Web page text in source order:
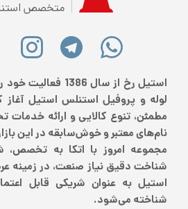
متخصص
استیل رخ از سال
لوله و پروفیل استنلس استیل آغاز
مطمئن، تنوع کالایی و ارائه خدمات
نام‌های معتبر و خوش‌سابقه در این
مجموعه امروز با اتکا به تخصص،
شناخت دقیق نیاز صنعت، در زمینه
استیل به عنوان شریکی قابل
شناخته می‌شود.